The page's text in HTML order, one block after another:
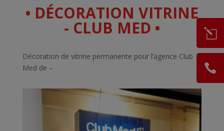
• DÉCORATION VITRINE
- CLUB MED •
Décoration de vitrine permanente pour l’agence Club
Med de –